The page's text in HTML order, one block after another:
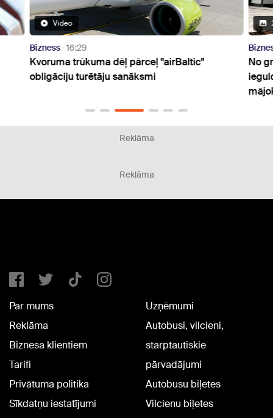
Video
Bizness 16:29
Kvoruma trūkuma dēļ pārceļ "airBaltic"
obligāciju turētāju sanāksmi
No
Reklāma
Reklāma
Par mums
Reklāma
Biznesa klientiem
Tarifi
Privātuma politika
Sīkdatņu iestatījumi
Uzņēmumi
Autobusi, vilcieni,
starptautiskie
pārvadājumi
Autobusu biļetes
Vilcienu biļetes